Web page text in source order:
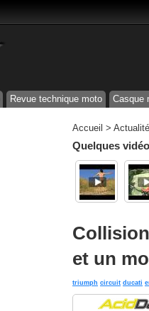
Revue technique moto Casque
Accueil >
Quelques
et un
triumph circuit ducati